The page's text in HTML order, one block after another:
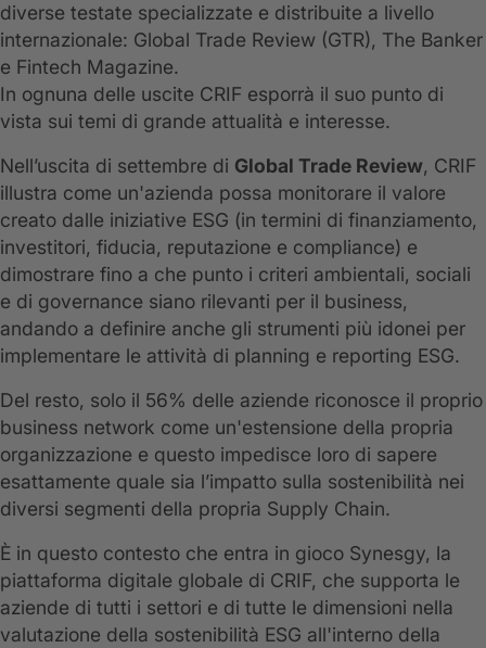
diverse testate specializzate e distribuite a livello
internazionale: Global Trade Review (GTR), The Banker
e Fintech Magazine.
In ognuna delle uscite CRIF esporrà il suo punto di
vista sui temi di grande attualità e interesse.
Nell’uscita di settembre di Global Trade Review, CRIF
illustra come un'azienda possa monitorare il valore
creato dalle iniziative ESG (in termini di finanziamento,
investitori, fiducia, reputazione e compliance) e
dimostrare fino a che punto i criteri ambientali, sociali
e di governance siano rilevanti per il business,
andando a definire anche gli strumenti più idonei per
implementare le attività di planning e reporting ESG.
Del resto, solo il 56% delle aziende riconosce il proprio
business network come un'estensione della propria
organizzazione e questo impedisce loro di sapere
esattamente quale sia l’impatto sulla sostenibilità nei
diversi segmenti della propria Supply Chain.
È in questo contesto che entra in gioco Synesgy, la
piattaforma digitale globale di CRIF, che supporta le
aziende di tutti i settori e di tutte le dimensioni nella
valutazione della sostenibilità ESG all'interno della